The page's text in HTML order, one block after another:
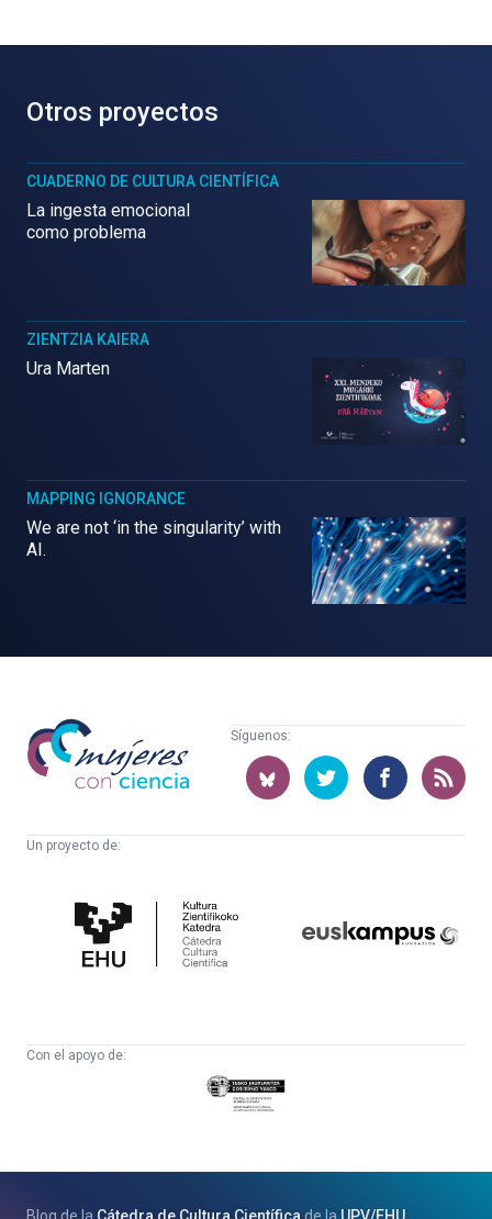
Otros proyectos
CUADERNO DE CULTURA CIENTÍFICA
La ingesta emocional
como problema
ZIENTZIA KAIERA
Ura Marten
MAPPING IGNORANCE
We are not ‘in the singularity’ with
AI.
Mujeres
con
ciencia
Síguenos:
Un proyecto de:
Cultura
Científica
Con el apoyo de:
Eusko
Jaurlaritza